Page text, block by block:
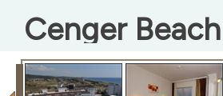
Cenger Beach